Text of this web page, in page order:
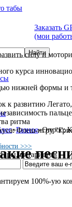
Заказать
(мои
»Разное»Опрос:
силу и
курса
нижней формы и
к развитию
ритма
Флеш-игру
>>>
100%-ую